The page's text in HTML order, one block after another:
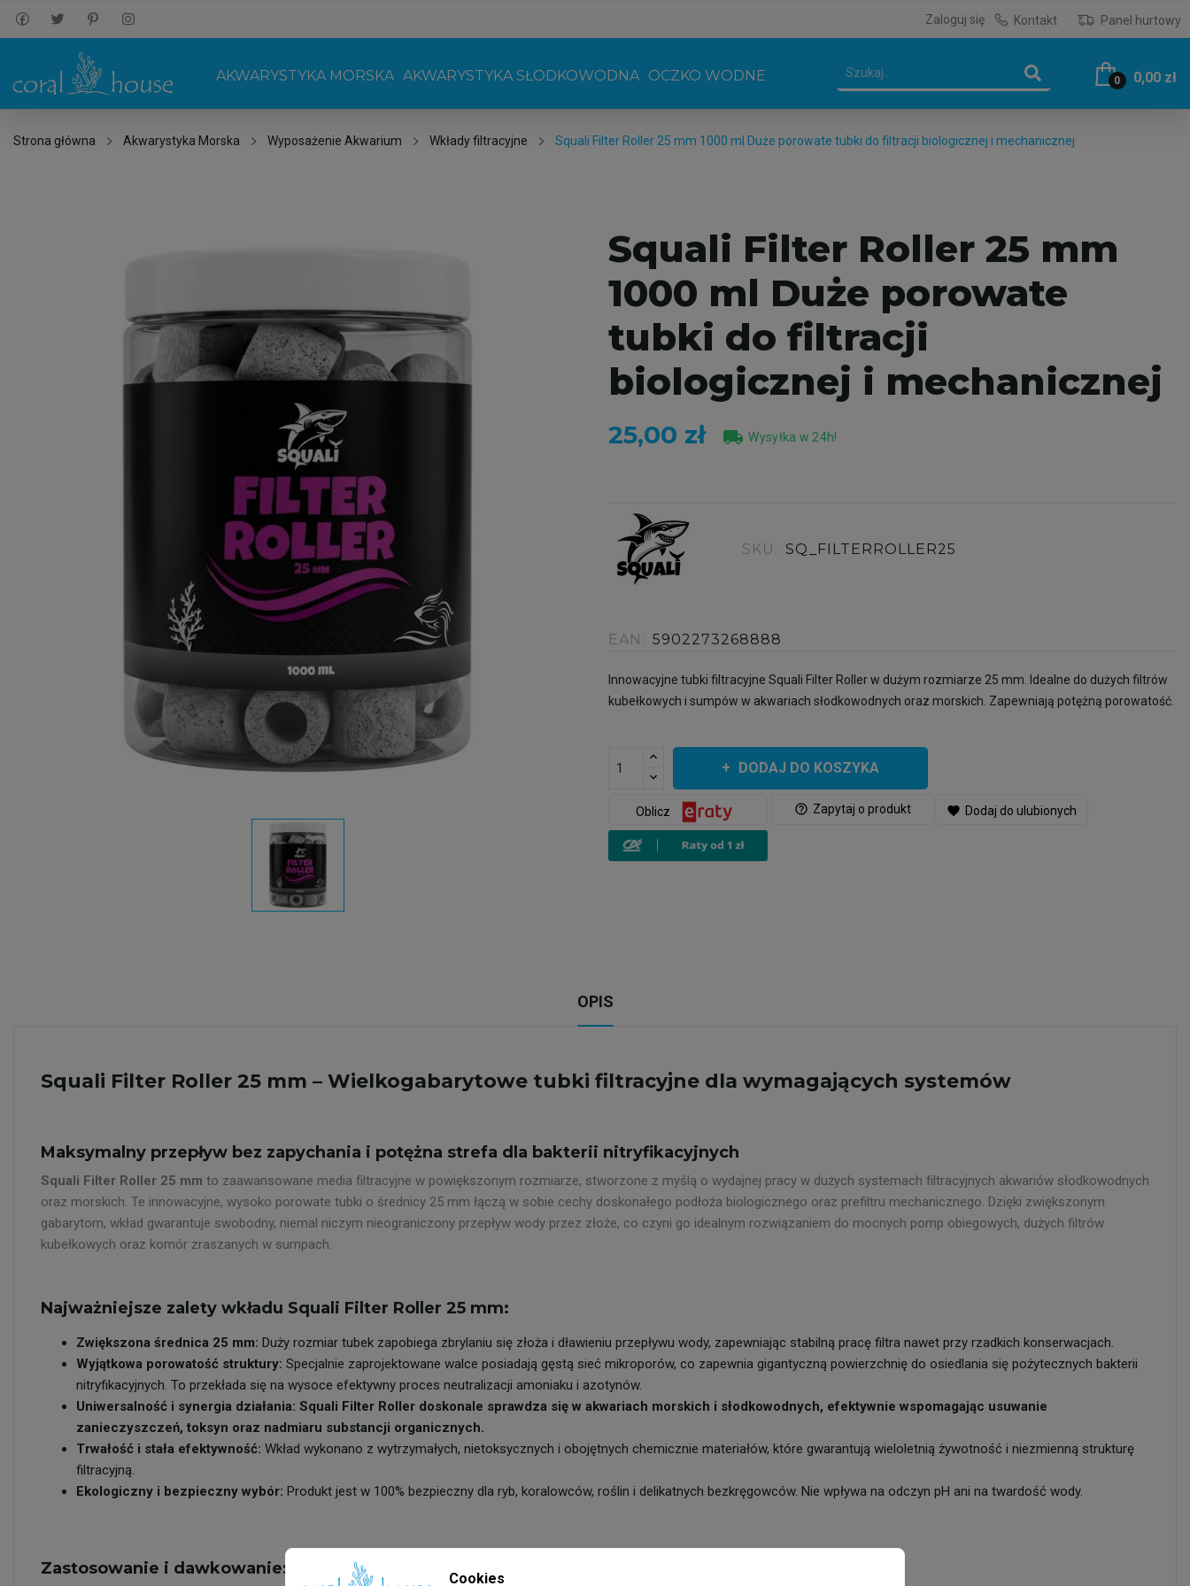
Zaloguj się Kontakt Panel hurtowy
AKWARYSTYKA MORSKA AKWARYSTYKA SŁODKOWODNA OCZKO WODNE 0 0,00 zł
Strona główna Akwarystyka Morska Wyposażenie Akwarium Wkłady filtracyjne Squali Filter Roller 25 mm 1000 ml Duże porowate tubki do filtracji biologicznej i mechanicznej
Squali Filter Roller 25 mm
1000 ml Duże porowate
tubki do filtracji
biologicznej i mechanicznej
25,00 zł local_shipping Wysyłka w 24h!
SKU: SQ_FILTERROLLER25
EAN: 5902273268888
Innowacyjne tubki filtracyjne Squali Filter Roller w dużym rozmiarze 25 mm. Idealne do dużych filtrów
kubełkowych i sumpów w akwariach słodkowodnych oraz morskich. Zapewniają potężną porowatość.
DODAJ DO KOSZYKA
help_outline Zapytaj o produkt
Oblicz favorite Dodaj do ulubionych
OPIS
Squali Filter Roller 25 mm – Wielkogabarytowe tubki filtracyjne dla wymagających systemów
Maksymalny przepływ bez zapychania i potężna strefa dla bakterii nitryfikacyjnych
Squali Filter Roller 25 mm to zaawansowane media filtracyjne w powiększonym rozmiarze, stworzone z myślą o wydajnej pracy w dużych systemach filtracyjnych akwariów słodkowodnych
oraz morskich. Te innowacyjne, wysoko porowate tubki o średnicy 25 mm łączą w sobie cechy doskonałego podłoża biologicznego oraz prefiltru mechanicznego. Dzięki zwiększonym
gabarytom, wkład gwarantuje swobodny, niemal niczym nieograniczony przepływ wody przez złoże, co czyni go idealnym rozwiązaniem do mocnych pomp obiegowych, dużych filtrów
kubełkowych oraz komór zraszanych w sumpach.
Najważniejsze zalety wkładu Squali Filter Roller 25 mm:
Zwiększona średnica 25 mm: Duży rozmiar tubek zapobiega zbrylaniu się złoża i dławieniu przepływu wody, zapewniając stabilną pracę filtra nawet przy rzadkich konserwacjach.
Wyjątkowa porowatość struktury: Specjalnie zaprojektowane walce posiadają gęstą sieć mikroporów, co zapewnia gigantyczną powierzchnię do osiedlania się pożytecznych bakterii
nitryfikacyjnych. To przekłada się na wysoce efektywny proces neutralizacji amoniaku i azotynów.
Uniwersalność i synergia działania: Squali Filter Roller doskonale sprawdza się w akwariach morskich i słodkowodnych, efektywnie wspomagając usuwanie
zanieczyszczeń, toksyn oraz nadmiaru substancji organicznych.
Trwałość i stała efektywność: Wkład wykonano z wytrzymałych, nietoksycznych i obojętnych chemicznie materiałów, które gwarantują wieloletnią żywotność i niezmienną strukturę
filtracyjną.
Ekologiczny i bezpieczny wybór: Produkt jest w 100% bezpieczny dla ryb, koralowców, roślin i delikatnych bezkręgowców. Nie wpływa na odczyn pH ani na twardość wody.
Zastosowanie i dawkowanie:
Cookies